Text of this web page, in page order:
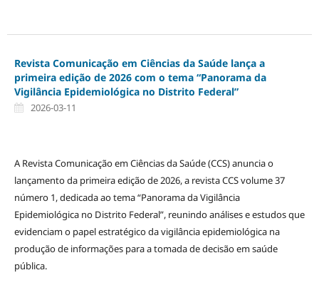
Revista Comunicação em Ciências da Saúde lança a
primeira edição de 2026 com o tema “Panorama da
Vigilância Epidemiológica no Distrito Federal”
2026-03-11
A Revista Comunicação em Ciências da Saúde (CCS) anuncia o
lançamento da primeira edição de 2026, a revista CCS volume 37
número 1, dedicada ao tema “Panorama da Vigilância
Epidemiológica no Distrito Federal”, reunindo análises e estudos que
evidenciam o papel estratégico da vigilância epidemiológica na
produção de informações para a tomada de decisão em saúde
pública.